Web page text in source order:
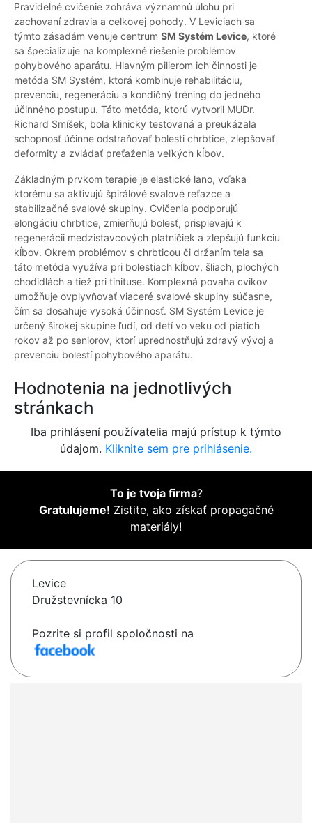
Pravidelné cvičenie zohráva významnú úlohu pri
zachovaní zdravia a celkovej pohody. V Leviciach sa
týmto zásadám venuje centrum SM Systém Levice, ktoré
sa špecializuje na komplexné riešenie problémov
pohybového aparátu. Hlavným pilierom ich činnosti je
metóda SM Systém, ktorá kombinuje rehabilitáciu,
prevenciu, regeneráciu a kondičný tréning do jedného
účinného postupu. Táto metóda, ktorú vytvoril MUDr.
Richard Smíšek, bola klinicky testovaná a preukázala
schopnosť účinne odstraňovať bolesti chrbtice, zlepšovať
deformity a zvládať preťaženia veľkých kĺbov.
Základným prvkom terapie je elastické lano, vďaka
ktorému sa aktivujú špirálové svalové reťazce a
stabilizačné svalové skupiny. Cvičenia podporujú
elongáciu chrbtice, zmierňujú bolesť, prispievajú k
regenerácii medzistavcových platničiek a zlepšujú funkciu
kĺbov. Okrem problémov s chrbticou či držaním tela sa
táto metóda využíva pri bolestiach kĺbov, šliach, plochých
chodidlách a tiež pri tinituse. Komplexná povaha cvikov
umožňuje ovplyvňovať viaceré svalové skupiny súčasne,
čím sa dosahuje vysoká účinnosť. SM Systém Levice je
určený širokej skupine ľudí, od detí vo veku od piatich
rokov až po seniorov, ktorí uprednostňujú zdravý vývoj a
prevenciu bolestí pohybového aparátu.
Hodnotenia na jednotlivých
stránkach
Iba prihlásení používatelia majú prístup k týmto
údajom. Kliknite sem pre prihlásenie.
To je tvoja firma?
Gratulujeme! Zistite, ako získať propagačné
materiály!
Levice
Družstevnícka 10
Pozrite si profil spoločnosti na